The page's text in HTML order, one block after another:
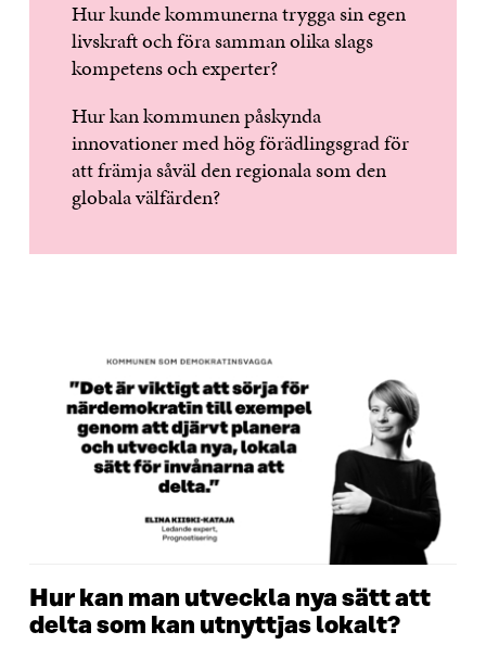
Hur kunde kommunerna trygga sin egen
livskraft och föra samman olika slags
kompetens och experter?
Hur kan kommunen påskynda
innovationer med hög förädlingsgrad för
att främja såväl den regionala som den
globala välfärden?
Hur kan man utveckla nya sätt att
delta som kan utnyttjas lokalt?